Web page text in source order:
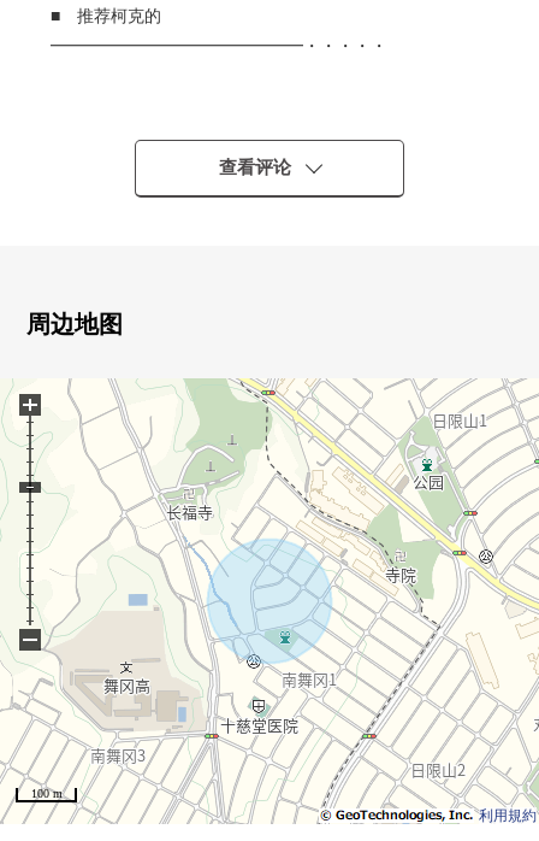
■ 推荐柯克的
━━━━━━━━━━━━━━━・・・・・
横滨市营地铁蓝线"舞冈"车站步行13分钟
0 2车站是能使用的位置
0 在有建筑条件的待售土地，没有
0 面向南侧道路，阳光良好
0 周围是清静的住宅区
■ 房源参观的要求随便是
━━━━━━━━━━━━━━━・・・・・
房源参观的要求，其他问题用免费热线或者邮件形式
请到户冢Center随便询问。
为了顾客会舒适的会议的提供考虑隐私的包房的会客空
间
因为准备了所以也能从小的孩子一起领受来店。
因为在驾车前来的时候交停车场服务券所以请使用
totsukanamoru的停车场。
查看评论
周边地图
利用規約
100 m
+
−